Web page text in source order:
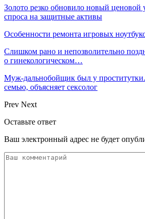
Золото резко обновило новый ценовой
спроса на защитные активы
Особенности ремонта игровых
Слишком рано и непозволительно
о гинекологическом…
Муж-дальнобойщик был у
семью, объясняет сексолог
Prev Next
Оставьте ответ
Ваш электронный адрес не будет